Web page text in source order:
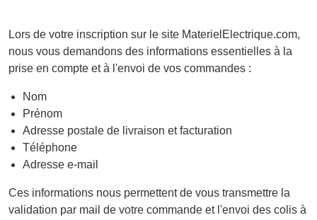
Lors de votre inscription sur le site MaterielElectrique.com,
nous vous demandons des informations essentielles à la
prise en compte et à l'envoi de vos commandes :
Nom
Prénom
Adresse postale de livraison et facturation
Téléphone
Adresse e-mail
Ces informations nous permettent de vous transmettre la
validation par mail de votre commande et l'envoi des colis à